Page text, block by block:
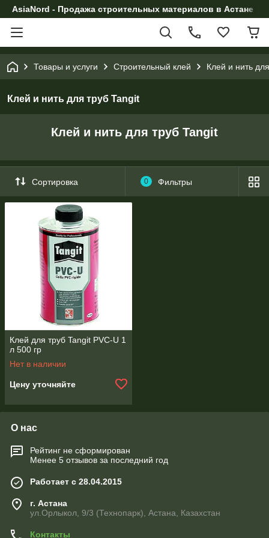
AsiaNord - Продажа строительных материалов в Астане
Товары и услуги Строительный клей Клей и нить
Клей и нить для труб Tangit
Клей и нить для труб Tangit
Сортировка 0 Фильтры
Клей для труб Tangit PVC-U 1
л 500 гр
Нет в наличии
Цену уточняйте
О нас
Рейтинг не сформирован
Менее 5 отзывов за последний год
Работает с 28.04.2015
г. Астана
ул.Орлыкол, 9/3 (Технопарк), Астана, Казахстан
Контакты